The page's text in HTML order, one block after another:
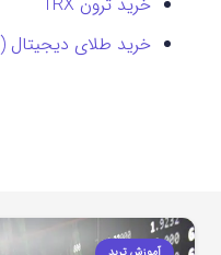
خرید طلای دیجیتال (XAUT)